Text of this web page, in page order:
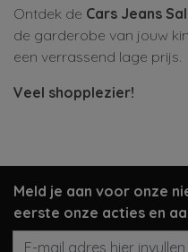
Ontdek de Cars Jeans
de garderobe van jouw
een verrassend lage prijs.
Veel shopplezier!
Meld je aan voor onze
eerste onze acties en